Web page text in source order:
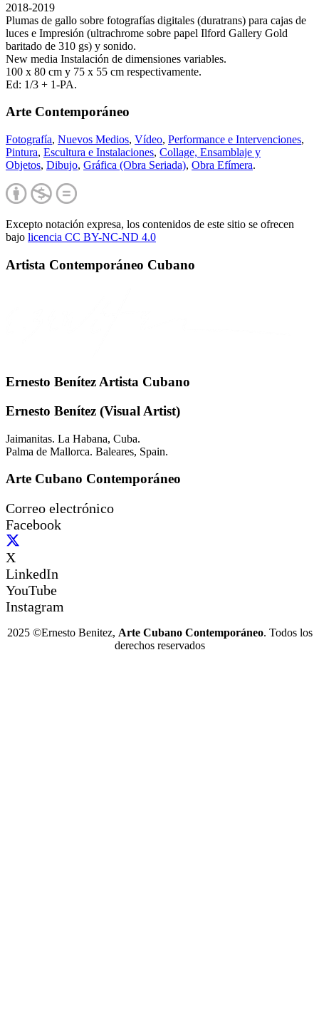
2018-2019
Plumas de gallo sobre fotografías digitales (duratrans) para cajas de
luces e Impresión (ultrachrome sobre papel Ilford Gallery Gold
baritado de 310 gs) y sonido.
New media Instalación de dimensiones variables.
100 x 80 cm y 75 x 55 cm respectivamente.
Ed: 1/3 + 1-PA.
Arte Contemporáneo
Fotografía, Nuevos Medios, Vídeo, Performance e Intervenciones,
Pintura, Escultura e Instalaciones, Collage, Ensamblaje y
Objetos, Dibujo, Gráfica (Obra Seriada), Obra Efímera.
Excepto notación expresa, los contenidos de este sitio se ofrecen
bajo licencia CC BY-NC-ND 4.0
Artista Contemporáneo Cubano
Ernesto Benítez Artista Cubano
Ernesto Benítez (Visual Artist)
Jaimanitas. La Habana, Cuba.
Palma de Mallorca. Baleares, Spain.
Arte Cubano Contemporáneo
Correo electrónico
Facebook
X
LinkedIn
YouTube
Instagram
2025 ©Ernesto Benitez, Arte Cubano Contemporáneo. Todos los
derechos reservados